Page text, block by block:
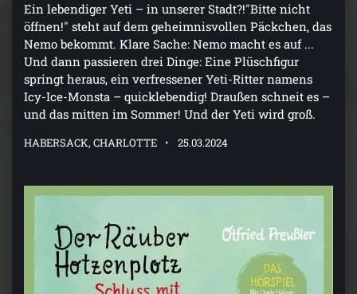
Ein lebendiger Yeti – in unserer Stadt?!"Bitte nicht
öffnen!" steht auf dem geheimnisvollen Päckchen, das
Nemo bekommt. Klare Sache: Nemo macht es auf ...
Und dann passieren drei Dinge: Eine Plüschfigur
springt heraus, ein verfressener Yeti-Ritter namens
Icy-Ice-Monsta – quicklebendig! Draußen schneit es –
und das mitten im Sommer! Und der Yeti wird groß.
HABERSACK, CHARLOTTE 25.03.2024